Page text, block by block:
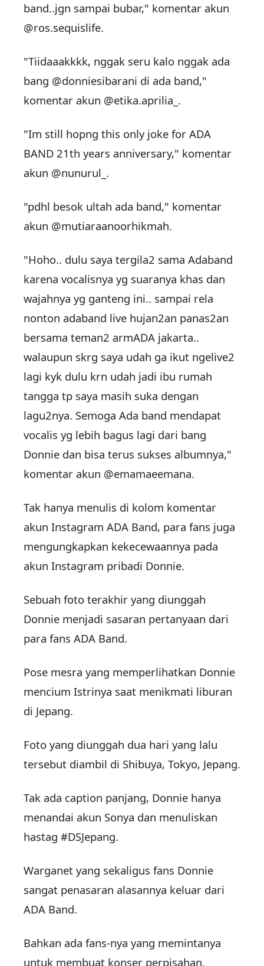
band..jgn sampai bubar," komentar akun
@ros.sequislife.
"Tiidaaakkkk, nggak seru kalo nggak ada
bang @donniesibarani di ada band,"
komentar akun @etika.aprilia_.
"Im still hopng this only joke for ADA
BAND 21th years anniversary," komentar
akun @nunurul_.
"pdhl besok ultah ada band," komentar
akun @mutiaraanoorhikmah.
"Hoho.. dulu saya tergila2 sama Adaband
karena vocalisnya yg suaranya khas dan
wajahnya yg ganteng ini.. sampai rela
nonton adaband live hujan2an panas2an
bersama teman2 armADA jakarta..
walaupun skrg saya udah ga ikut ngelive2
lagi kyk dulu krn udah jadi ibu rumah
tangga tp saya masih suka dengan
lagu2nya. Semoga Ada band mendapat
vocalis yg lebih bagus lagi dari bang
Donnie dan bisa terus sukses albumnya,"
komentar akun @emamaeemana.
Tak hanya menulis di kolom komentar
akun Instagram ADA Band, para fans juga
mengungkapkan kekecewaannya pada
akun Instagram pribadi Donnie.
Sebuah foto terakhir yang diunggah
Donnie menjadi sasaran pertanyaan dari
para fans ADA Band.
Pose mesra yang memperlihatkan Donnie
mencium Istrinya saat menikmati liburan
di Jepang.
Foto yang diunggah dua hari yang lalu
tersebut diambil di Shibuya, Tokyo, Jepang.
Tak ada caption panjang, Donnie hanya
menandai akun Sonya dan menuliskan
hastag #DSJepang.
Warganet yang sekaligus fans Donnie
sangat penasaran alasannya keluar dari
ADA Band.
Bahkan ada fans-nya yang memintanya
untuk membuat konser perpisahan.